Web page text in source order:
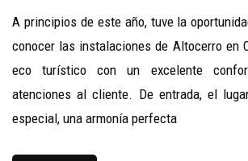
A principios de este año, tuve la
conocer las instalaciones de Altocerro en
eco turístico con un excelente
atenciones al cliente. De entrada, el
especial, una armonía perfecta